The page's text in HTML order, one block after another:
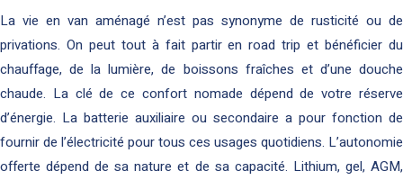
La vie en van aménagé n’est pas synonyme de rusticité ou de
privations. On peut tout à fait partir en road trip et bénéficier du
chauffage, de la lumière, de boissons fraîches et d’une douche
chaude. La clé de ce confort nomade dépend de votre réserve
d’énergie. La batterie auxiliaire ou secondaire a pour fonction de
fournir de l’électricité pour tous ces usages quotidiens. L’autonomie
offerte dépend de sa nature et de sa capacité. Lithium, gel, AGM,